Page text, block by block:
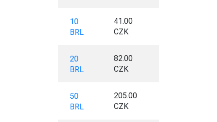
10
BRL
41.00
CZK
20
BRL
82.00
CZK
50
BRL
205.00
CZK